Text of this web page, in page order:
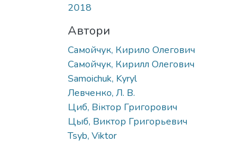
2018
Автори
Самойчук, Кирило Олегович
Самойчук, Кирилл Олегович
Samoichuk, Kyryl
Левченко, Л. В.
Циб, Віктор Григорович
Цыб, Виктор Григорьевич
Tsyb, Viktor